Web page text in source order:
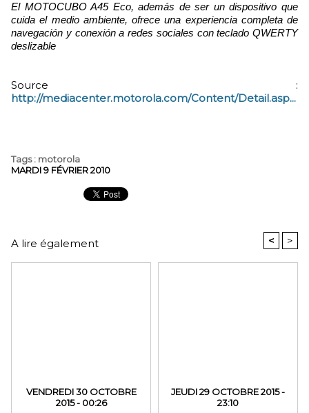
ElMOTOCUBO A45 Eco, además de ser un dispositivo que
cuida el medio ambiente, ofrece una experiencia completa de
navegación y conexión a redes sociales con teclado QWERTY
deslizable
Source :
http://mediacenter.motorola.com/Content/Detail.asp...
Tags: motorola
MARDI 9 FÉVRIER 2010
A lire également < >
VENDREDI 30 OCTOBRE
2015 - 00:26
JEUDI 29 OCTOBRE 2015 -
23:10